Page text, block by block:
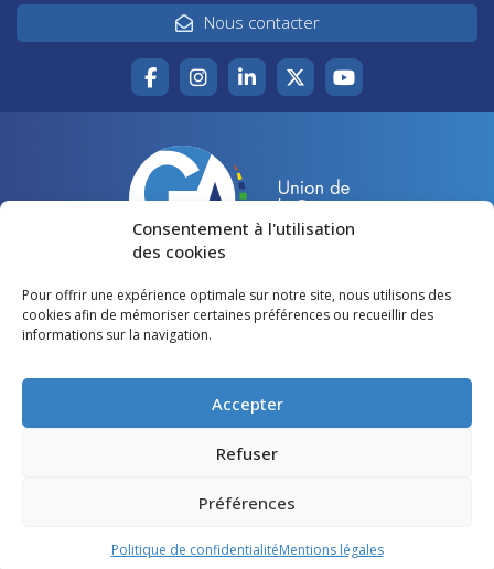
Consentement à l'utilisation
des cookies
Pour offrir une expérience optimale sur notre site, nous utilisons des
cookies afin de mémoriser certaines préférences ou recueillir des
informations sur la navigation.
Accepter
Refuser
Préférences
Politique de confidentialitéMentions légales
Nous contacter
Accueil
Votre canton
Lire et voir
Agir pour la Gironde
Restons en contact
©Gironde Avenir- Tous droits réservés
Mentions légales